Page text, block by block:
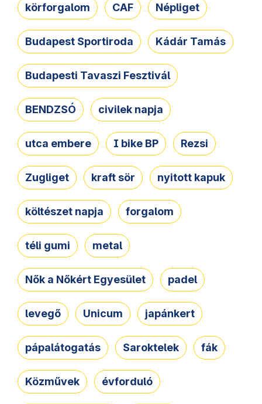
körforgalom CAF Népliget
Budapest Sportiroda Kádár Tamás
Budapesti Tavaszi Fesztivál
BENDZSÓ civilek napja
utca embere I bike BP Rezsi
Zugliget kraft sör nyitott kapuk
költészet napja forgalom
téli gumi metal
Nők a Nőkért Egyesület padel
levegő Unicum japánkert
pápalátogatás Saroktelek fák
Közművek évforduló